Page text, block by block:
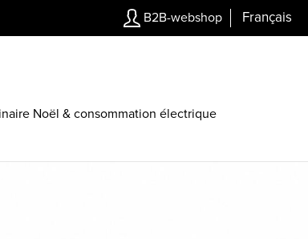
B2B-webshop Français
Noël & consommation électrique